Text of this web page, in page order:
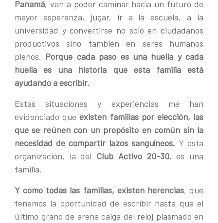
Panamá, van a poder caminar hacia un futuro de
mayor esperanza, jugar, ir a la escuela, a la
universidad y convertirse no solo en ciudadanos
productivos sino también en seres humanos
plenos. Porque cada paso es una huella y cada
huella es una historia que esta familia está
ayudando a escribir.
Estas situaciones y experiencias me han
evidenciado queexisten familias por elección, las
que se reúnen con un propósito en común sin la
necesidad de compartir lazos sanguíneos. Y esta
organización, la del Club Activo 20-30, es una
familia.
Y como todas las familias, existen herencias, que
tenemos la oportunidad de escribir hasta que el
último grano de arena caiga del reloj plasmado en